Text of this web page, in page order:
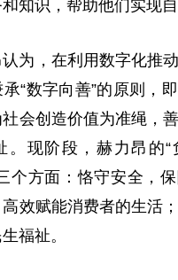
知识，帮助他们实现自
为，在利用数字化推
“数字向善”的原则，
会创造价值为准绳，
。现阶段，赫力昂的
个方面：恪守安全，保
效赋能消费者的生活
福祉。